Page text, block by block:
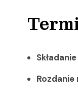
Rozdanie